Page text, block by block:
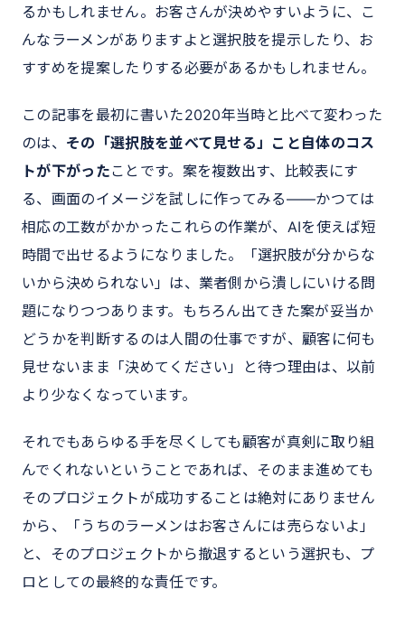
るかもしれません。お客さんが決めやすいように、こ
んなラーメンがありますよと選択肢を提示したり、お
すすめを提案したりする必要があるかもしれません。
この記事を最初に書いた2020年当時と比べて変わった
のは、 その「選択肢を並べて見せる」こと自体のコス
トが下がったことです。案を複数出す、比較表にす
る、画面のイメージを試しに作ってみる——かつては
相応の工数がかかったこれらの作業が、AIを使えば短
時間で出せるようになりました。「選択肢が分からな
いから決められない」は、業者側から潰しにいける問
題になりつつあります。もちろん出てきた案が妥当か
どうかを判断するのは人間の仕事ですが、顧客に何も
見せないまま「決めてください」と待つ理由は、以前
より少なくなっています。
それでもあらゆる手を尽くしても顧客が真剣に取り組
んでくれないということであれば、そのまま進めても
そのプロジェクトが成功することは絶対にありません
から、「うちのラーメンはお客さんには売らないよ」
と、そのプロジェクトから撤退するという選択も、プ
ロとしての最終的な責任です。